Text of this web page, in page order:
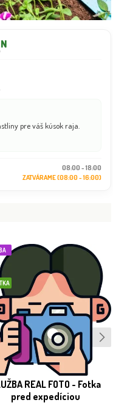
pre váš kúsok raja.
08:00 - 18:00
ZATVÁRAME (08:00 - 16:00)
REAL FOTO - Fotka
pred expedíciou